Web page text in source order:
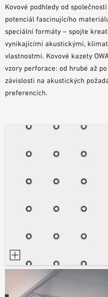
POMŮCKY PRO PLÁNOVÁNÍ
VIDEA
OBJEDNÁVKA VZORKŮ
Kovové podhledy od
potenciál fascinujícího
speciální formáty – spojte
vynikajícími akustickými,
vlastnostmi. Kovové kazety
vzory perforace: od hrubé až
závislosti na akustických
preferencích.